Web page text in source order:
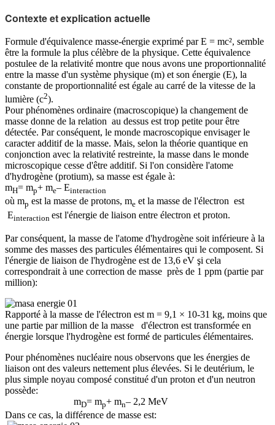
Contexte et explication actuelle
Formule d'équivalence masse-énergie exprimé par E = mc², semble
être la formule la plus célèbre de la physique. Cette équivalence
postulee de la relativité montre que nous avons une proportionnalité
entre la masse d'un système physique (m) et son énergie (E), la
constante de proportionnalité est égale au carré de la vitesse de la
lumière (c2).
Pour phénomènes ordinaire (macroscopique) la changement de
masse donne de la relation au dessus est trop petite pour être
détectée. Par conséquent, le monde macroscopique envisager le
caracter additif de la masse. Mais, selon la théorie quantique en
conjonction avec la relativité restreinte, la masse dans le monde
microscopique cesse d'être additif. Si l'on considère l'atome
d'hydrogène (protium), sa masse est égale à:
mH= mp+ me– Einteraction
où mp est la masse de protons, me et la masse de l'électron est
Einteraction est l'énergie de liaison entre électron et proton.
Par conséquent, la masse de l'atome d'hydrogène soit inférieure à la
somme des masses des particules élémentaires qui le composent. Si
l'énergie de liaison de l'hydrogène est de 13,6 eV şi cela
correspondrait à une correction de masse près de 1 ppm (partie par
million):
Rapporté à la masse de l'électron est m = 9,1 × 10-31 kg, moins que
une partie par million de la masse d'électron est transformée en
énergie lorsque l'hydrogène est formé de particules élémentaires.
Pour phénomènes nucléaire nous observons que les énergies de
liaison ont des valeurs nettement plus élevées. Si le deutérium, le
plus simple noyau composé constitué d'un proton et d'un neutron
possède:
mD= mp+ mn– 2,2 MeV
Dans ce cas, la différence de masse est: